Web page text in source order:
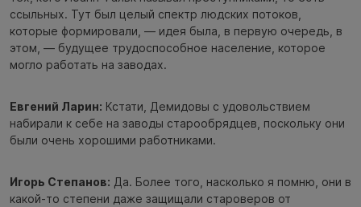
ссыльных. Тут был целый спектр людских потоков,
которые формировали, — идея была, в первую очередь, в
этом, — будущее трудоспособное население, которое
могло работать на заводах.
Евгений Ларин: Кстати, Демидовы с удовольствием
набирали к себе на заводы старообрядцев, поскольку они
были очень хорошими работниками.
Игорь Степанов: Да. Более того, насколько я помню, они в
какой-то степени даже защищали староверов от